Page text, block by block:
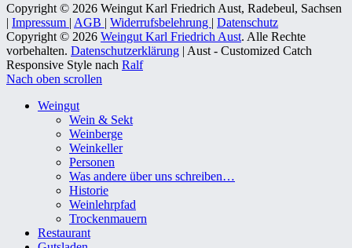
Copyright © 2026 Weingut Karl Friedrich Aust, Radebeul, Sachsen
| Impressum | AGB | Widerrufsbelehrung | Datenschutz
Copyright © 2026 Weingut Karl Friedrich Aust. Alle Rechte
vorbehalten. Datenschutzerklärung | Aust - Customized Catch
Responsive Style nach Ralf
Nach oben scrollen
Weingut
Wein & Sekt
Weinberge
Weinkeller
Personen
Was andere über uns schreiben…
Historie
Weinlehrpfad
Trockenmauern
Restaurant